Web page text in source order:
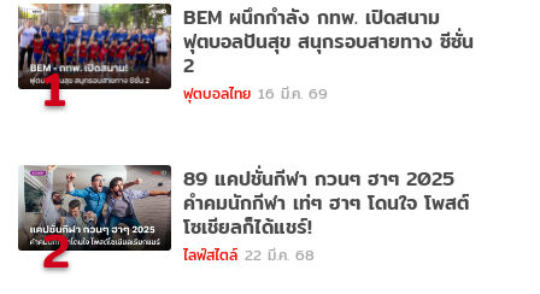
1
BEM ผนึกกำลัง กทพ. เปิดสนาม
ฟุตบอลปันสุข สนุกรอบสายทาง ซีซั่น
2
ฟุตบอลไทย 16 มี.ค. 69
2
89 แคปชั่นกีฬา กวนๆ ฮาๆ 2025
คำคมนักกีฬา เท่ๆ ฮาๆ โดนใจ โพสต์
โซเชียลก็ได้แชร์!
ไลฟ์สไตล์ 22 มี.ค. 68